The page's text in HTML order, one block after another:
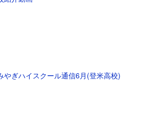
やぎハイスクール通信6月(登米高校)